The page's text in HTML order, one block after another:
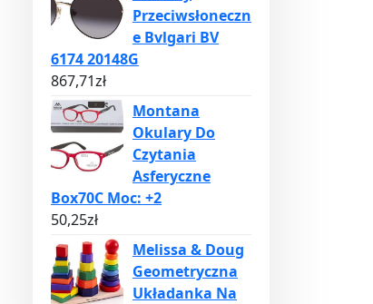
Przeciwsłoneczn
e Bvlgari BV
6174 20148G
867,71zł
Montana
Okulary Do
Czytania
Asferyczne
Box70C Moc: +2
50,25zł
Melissa & Doug
Geometryczna
Układanka Na